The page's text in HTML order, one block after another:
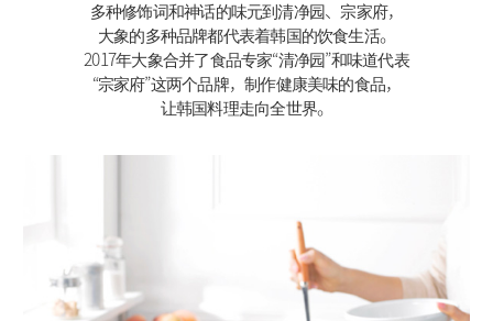
多种修饰词和神话的味元到清净园、宗家府，
大象的多种品牌都代表着韩国的饮食生活。
2017年大象合并了食品专家“清净园”和味道代表
“宗家府”这两个品牌，制作健康美味的食品，
让韩国料理走向全世界。